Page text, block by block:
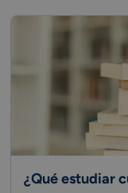
¿Qué estudiar